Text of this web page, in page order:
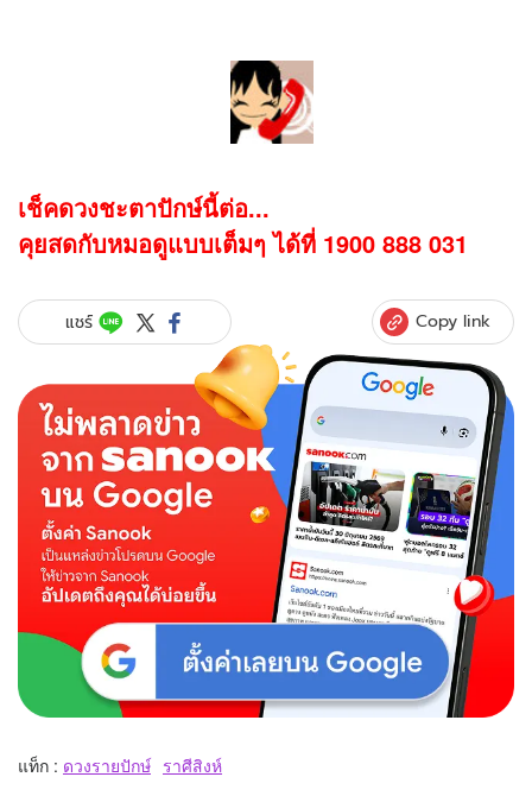
เช็คดวงชะตาปักษ์นี้ต่อ...
คุยสดกับหมอดูแบบเต็มๆ ได้ที่ 1900 888 031
แชร์ Copy link
แท็ก : ดวงรายปักษ์ ราศีสิงห์